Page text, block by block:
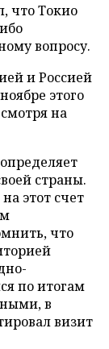
что Токио
вопросу.
и Россией
этого
на
страны.
этот счет
что
по итогам
в
визит